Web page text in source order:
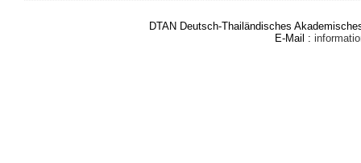
DTAN Deutsch-Thailändisches
E-Mail :